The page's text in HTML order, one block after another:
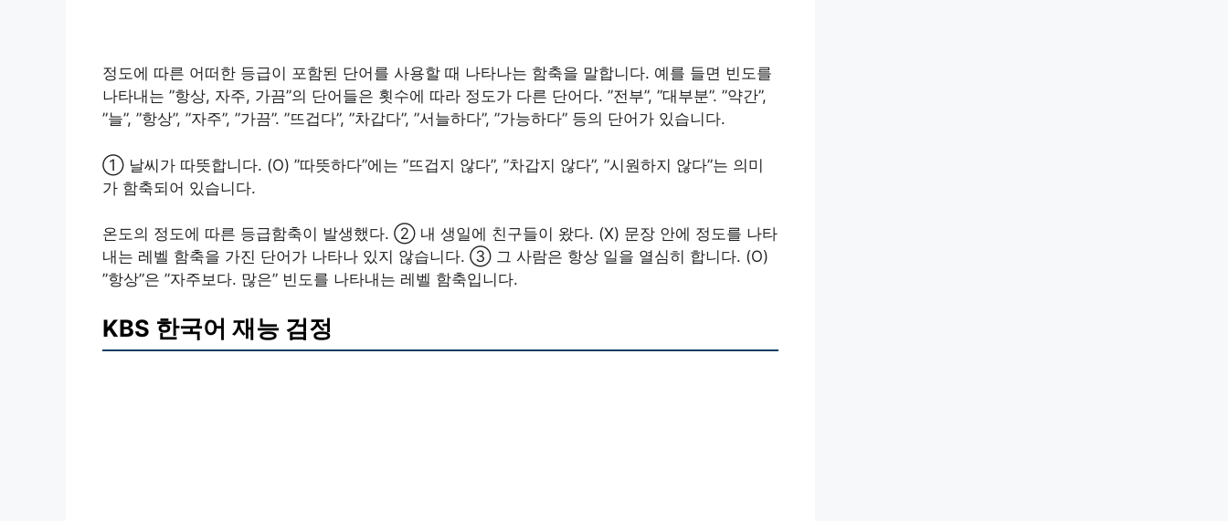
정도에 따른 어떠한 등급이 포함된 단어를 사용할 때 나타나는 함축을 말합니다. 예를 들면 빈도를
나타내는 ”항상, 자주, 가끔”의 단어들은 횟수에 따라 정도가 다른 단어다. ”전부”, ”대부분”. ”약간”,
”늘”, ”항상”, ”자주”, ”가끔”. ”뜨겁다”, ”차갑다”, ”서늘하다”, ”가능하다” 등의 단어가 있습니다.
① 날씨가 따뜻합니다. (O) ”따뜻하다”에는 ”뜨겁지 않다”, ”차갑지 않다”, ”시원하지 않다”는 의미
가 함축되어 있습니다.
온도의 정도에 따른 등급함축이 발생했다. ② 내 생일에 친구들이 왔다. (X) 문장 안에 정도를 나타
내는 레벨 함축을 가진 단어가 나타나 있지 않습니다. ③ 그 사람은 항상 일을 열심히 합니다. (O)
”항상”은 ”자주보다. 많은” 빈도를 나타내는 레벨 함축입니다.
KBS 한국어 재능 검정